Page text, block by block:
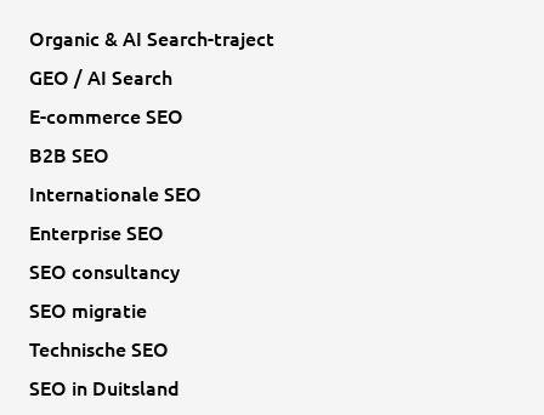
Organic & AI Search-traject
GEO / AI Search
E-commerce SEO
B2B SEO
Internationale SEO
Enterprise SEO
SEO consultancy
SEO migratie
Technische SEO
SEO in Duitsland